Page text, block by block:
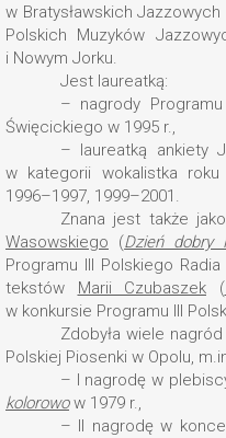
w Bratysławskich
Polskich Muzyków
i Nowym Jorku.
Jest laureatką:
– nagrody
Święcickiego w 1995 r.,
– laureatką ankiety
w kategorii wokalistka roku
1996–1997, 1999–2001.
Znana jest także
Wasowskiego (Dzień dobry
Programu III Polskiego
tekstów Marii Czubaszek (
w konkursie Programu III
Zdobyła wiele
Polskiej Piosenki w Opolu,
– I nagrodę w
kolorowow 1979 r.,
– II nagrodę w